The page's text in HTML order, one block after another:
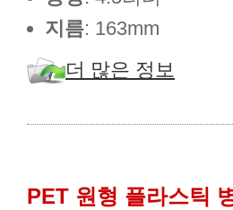
지름: 163mm
더 많은 정보
PET 원형 플라스틱